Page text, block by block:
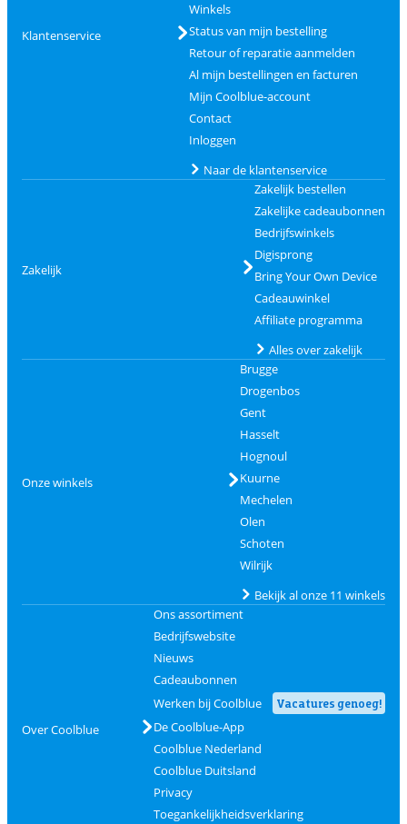
Klantenservice
Winkels
Status van mijn bestelling
Retour of reparatie aanmelden
Al mijn bestellingen en facturen
Mijn Coolblue-account
Contact
Inloggen
Naar de klantenservice
Zakelijk
Zakelijk bestellen
Zakelijke cadeaubonnen
Bedrijfswinkels
Digisprong
Bring Your Own Device
Cadeauwinkel
Affiliate programma
Alles over zakelijk
Onze winkels
Brugge
Drogenbos
Gent
Hasselt
Hognoul
Kuurne
Mechelen
Olen
Schoten
Wilrijk
Bekijk al onze 11 winkels
Over Coolblue
Ons assortiment
Bedrijfswebsite
Nieuws
Cadeaubonnen
Werken bij Coolblue
Vacatures genoeg!
De Coolblue-App
Coolblue Nederland
Coolblue Duitsland
Privacy
Toegankelijkheidsverklaring